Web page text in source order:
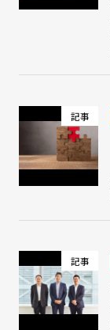
記事
記事